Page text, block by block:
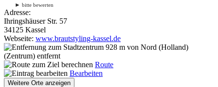
► bitte bewerten
Adresse:
Ihringshäuser Str. 57
34125 Kassel
Webseite: www.brautstyling-kassel.de
928 m von Nord (Holland)
(Zentrum) entfernt
Route
Bearbeiten
Weitere Orte anzeigen